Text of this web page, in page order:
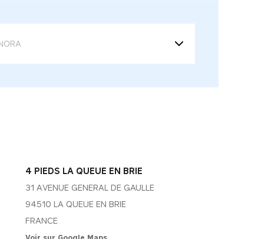
4 PIEDS LA QUEUE EN BRIE
31 AVENUE GENERAL DE GAULLE
94510 LA QUEUE EN BRIE
FRANCE